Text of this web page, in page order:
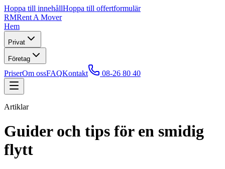
Hoppa till innehållHoppa till offertformulär
RMRent A Mover
Hem
Privat
Företag
PriserOm ossFAQKontakt 08-26 80 40
Artiklar
Guider och tips för en smidig
flytt